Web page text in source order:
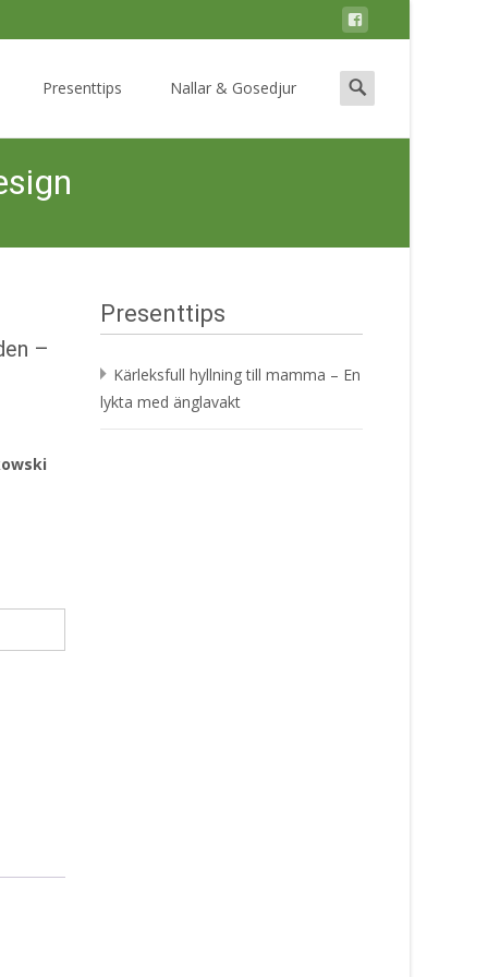
Presenttips Nallar & Gosedjur
Search
for:
–
Presenttips
Kärleksfull hyllning till mamma – En
lykta med änglavakt